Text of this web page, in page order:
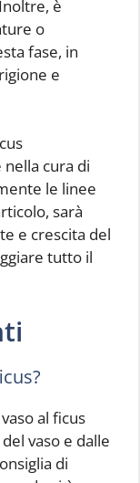
è
o
fase, in
e
cura di
le linee
sarà
e crescita del
tutto il
al ficus
vaso e dalle
di